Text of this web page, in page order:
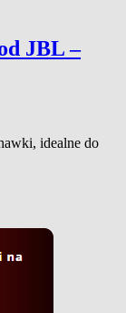
JBL –
idealne do